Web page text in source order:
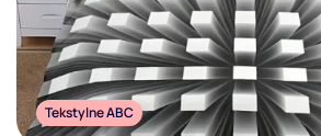
Tekstylne ABC